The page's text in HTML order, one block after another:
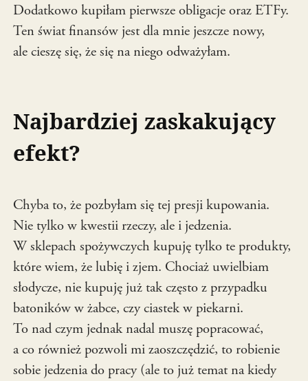
Dodatkowo kupiłam pierwsze obligacje oraz ETFy.
Ten świat finansów jest dla mnie jeszcze nowy,
ale cieszę się, że się na niego odważyłam.
Najbardziej zaskakujący
efekt?
Chyba to, że pozbyłam się tej presji kupowania.
Nie tylko w kwestii rzeczy, ale i jedzenia.
W sklepach spożywczych kupuję tylko te produkty,
które wiem, że lubię i zjem. Chociaż uwielbiam
słodycze, nie kupuję już tak często z przypadku
batoników w żabce, czy ciastek w piekarni.
To nad czym jednak nadal muszę popracować,
a co również pozwoli mi zaoszczędzić, to robienie
sobie jedzenia do pracy (ale to już temat na kiedy